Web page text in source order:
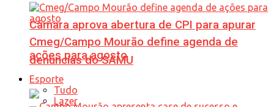
Câmara aprova abertura de CPI para apurar
denúncias do SAMU
Cmeg/Campo Mourão define agenda de
ações para agosto
Esporte
Tudo
Lazer